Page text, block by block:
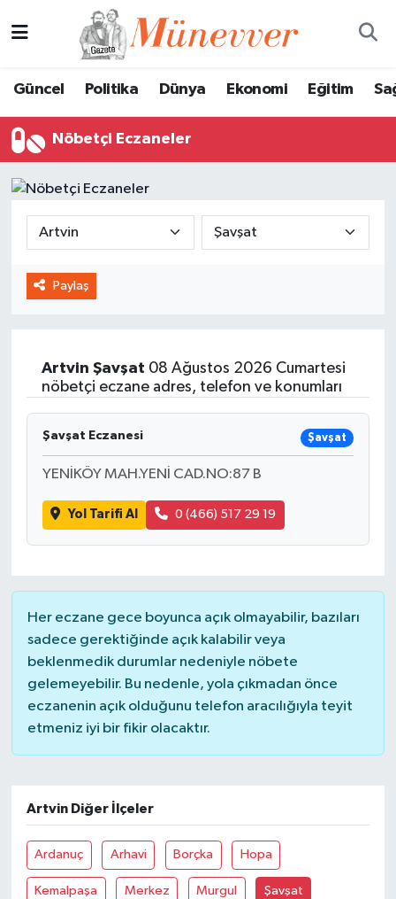
Güncel Politika Dünya Ekonomi Eğitim
Nöbetçi Eczaneler
Paylaş
Artvin Şavşat 08 Ağustos 2026 Cumartesi
nöbetçi eczane adres, telefon ve konumları
Şavşat Eczanesi Şavşat
YENİKÖY MAH.YENİ CAD.NO:87 B
Yol Tarifi Al 0 (466) 517 29 19
Her eczane gece boyunca açık olmayabilir, bazıları
sadece gerektiğinde açık kalabilir veya
beklenmedik durumlar nedeniyle nöbete
gelemeyebilir. Bu nedenle, yola çıkmadan önce
eczanenin açık olduğunu telefon aracılığıyla teyit
etmeniz iyi bir fikir olacaktır.
Artvin Diğer İlçeler
Ardanuç Arhavi Borçka Hopa
Kemalpaşa Merkez Murgul Şavşat
Eğitim
Sağlık
Spor
Tüm Manşetler
Son Dakika Haberleri